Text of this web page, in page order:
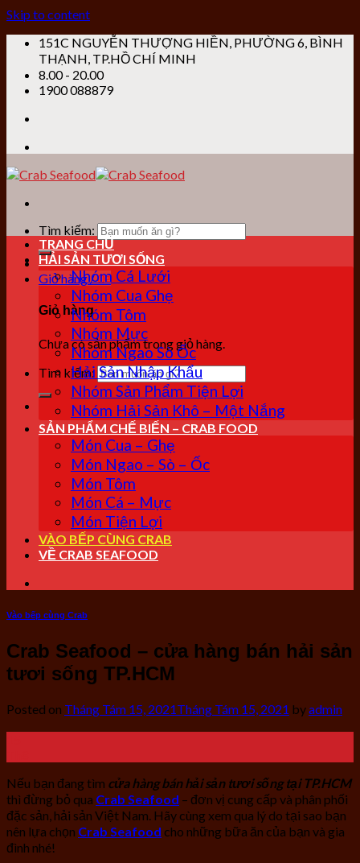
Skip to content
151C NGUYỄN THƯỢNG HIỀN, PHƯỜNG 6, BÌNH
THẠNH, TP.HỒ CHÍ MINH
8.00 - 20.00
1900 088879
Tìm kiếm:
Giỏ hàng /0₫
Giỏ hàng
Chưa có sản phẩm trong giỏ hàng.
Tìm kiếm:
TRANG CHỦ
HẢI SẢN TƯƠI SỐNG
Nhóm Cá Lưới
Nhóm Cua Ghẹ
Nhóm Tôm
Nhóm Mực
Nhóm Ngao Sò Ốc
Hải Sản Nhập Khẩu
Nhóm Sản Phẩm Tiện Lợi
Nhóm Hải Sản Khô – Một Nắng
SẢN PHẨM CHẾ BIẾN – CRAB FOOD
Món Cua – Ghẹ
Món Ngao – Sò – Ốc
Món Tôm
Món Cá – Mực
Món Tiện Lợi
VÀO BẾP CÙNG CRAB
VỀ CRAB SEAFOOD
Vào bếp cùng Crab
Crab Seafood – cửa hàng bán hải sản
tươi sống TP.HCM
Posted on Tháng Tám 15, 2021Tháng Tám 15, 2021 byadmin
Nếu bạn đang tìm cửa hàng bán hải sản tươi sống tại TP.HCM
thì đừng bỏ qua Crab Seafood – đơn vị cung cấp và phân phối
đặc sản, hải sản Việt Nam. Hãy cùng xem qua lý do tại sao bạn
nên lựa chọn Crab Seafood cho những bữa ăn của bạn và gia
đình nhé!